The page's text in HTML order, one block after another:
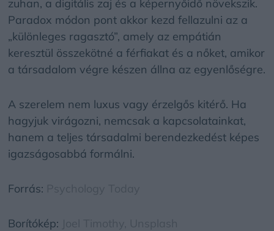
zuhan, a digitális zaj és a képernyőidő növekszik.
Paradox módon pont akkor kezd fellazulni az a
„különleges ragasztó”, amely az empátián
keresztül összekötné a férfiakat és a nőket, amikor
a társadalom végre készen állna az egyenlőségre.
A szerelem nem luxus vagy érzelgős kitérő. Ha
hagyjuk virágozni, nemcsak a kapcsolatainkat,
hanem a teljes társadalmi berendezkedést képes
igazságosabbá formálni.
Forrás:
Borítókép: